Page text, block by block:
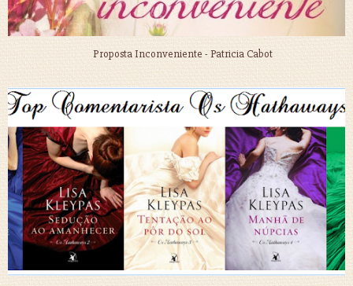
Proposta Inconveniente - Patricia Cabot